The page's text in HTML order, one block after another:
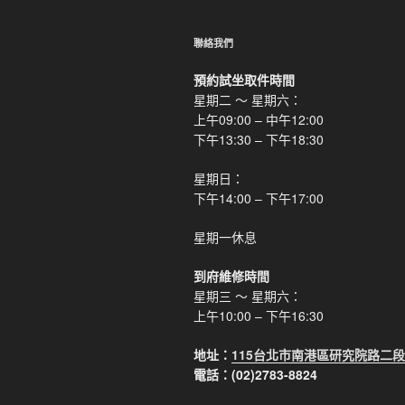
聯絡我們
預約試坐取件時間
星期二 ～ 星期六：
上午09:00 – 中午12:00
下午13:30 – 下午18:30
星期日：
下午14:00 – 下午17:00
星期一休息
到府維修時間
星期三 ～ 星期六：
上午10:00 – 下午16:30
地址： 115台北市南港區研究院路二
電話：(02)2783-8824